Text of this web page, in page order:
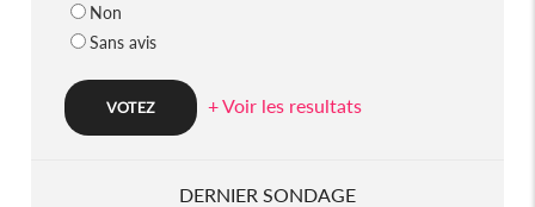
Non
Sans avis
+ Voir les resultats
DERNIER SONDAGE